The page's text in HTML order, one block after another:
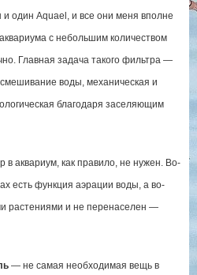
один Aquael, и все они меня вполне
с небольшим количеством
Главная задача такого фильтра —
воды, механическая и
благодаря заселяющим
в аквариум, как правило, не нужен. Во-
есть функция аэрации воды, а во-
растениями и не перенаселен —
— не самая необходимая вещь в